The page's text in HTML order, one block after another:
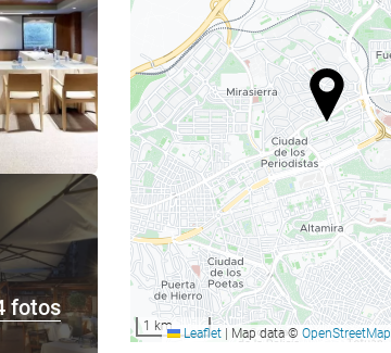
fotos
1 km Leaflet Map data © OpenStreetMap